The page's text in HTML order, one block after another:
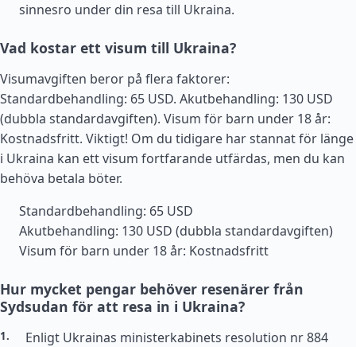
sinnesro under din resa till Ukraina.
Vad kostar ett visum till Ukraina?
Visumavgiften beror på flera faktorer:
Standardbehandling: 65 USD. Akutbehandling: 130 USD
(dubbla standardavgiften). Visum för barn under 18 år:
Kostnadsfritt. Viktigt! Om du tidigare har stannat för länge
i Ukraina kan ett visum fortfarande utfärdas, men du kan
behöva betala böter.
Standardbehandling: 65 USD
Akutbehandling: 130 USD (dubbla standardavgiften)
Visum för barn under 18 år: Kostnadsfritt
Hur mycket pengar behöver resenärer från
Sydsudan för att resa in i Ukraina?
Enligt Ukrainas ministerkabinets resolution nr 884